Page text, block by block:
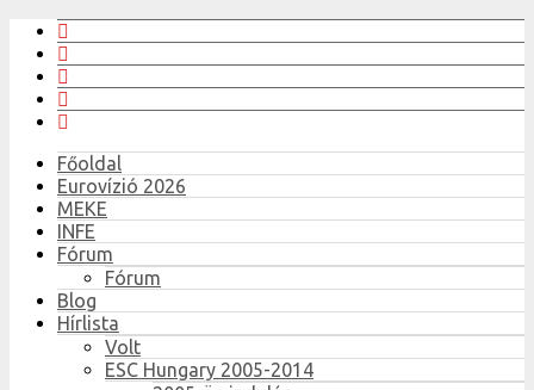
Főoldal
Eurovízió 2026
MEKE
INFE
Fórum
Fórum
Blog
Hírlista
Volt
ESC Hungary 2005-2014